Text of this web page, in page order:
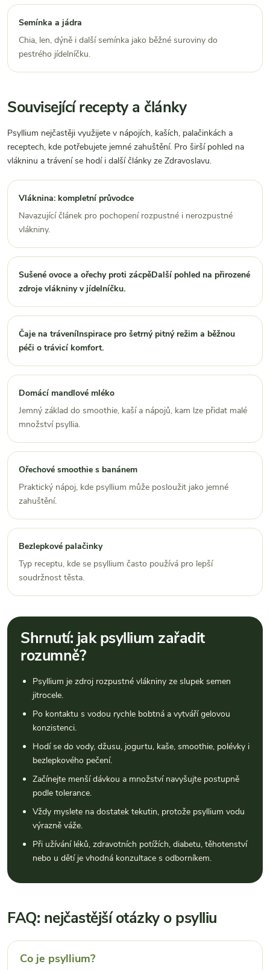
Semínka a jádra
Chia, len, dýně i další semínka jako běžné suroviny do
pestrého jídelníčku.
Související recepty a články
Psyllium nejčastěji využijete v nápojích, kaších, palačinkách a
receptech, kde potřebujete jemné zahuštění. Pro širší pohled na
vlákninu a trávení se hodí i další články ze Zdravoslavu.
Vláknina: kompletní průvodce
Navazující článek pro pochopení rozpustné i nerozpustné
vlákniny.
Sušené ovoce a ořechy proti zácpěDalší pohled na přirozené
zdroje vlákniny v jídelníčku.
Čaje na tráveníInspirace pro šetrný pitný režim a běžnou
péči o trávicí komfort.
Domácí mandlové mléko
Jemný základ do smoothie, kaší a nápojů, kam lze přidat malé
množství psyllia.
Ořechové smoothie s banánem
Praktický nápoj, kde psyllium může posloužit jako jemné
zahuštění.
Bezlepkové palačinky
Typ receptu, kde se psyllium často používá pro lepší
soudržnost těsta.
Shrnutí: jak psyllium zařadit
rozumně?
Psyllium je zdroj rozpustné vlákniny ze slupek semen
jitrocele.
Po kontaktu s vodou rychle bobtná a vytváří gelovou
konzistenci.
Hodí se do vody, džusu, jogurtu, kaše, smoothie, polévky i
bezlepkového pečení.
Začínejte menší dávkou a množství navyšujte postupně
podle tolerance.
Vždy myslete na dostatek tekutin, protože psyllium vodu
výrazně váže.
Při užívání léků, zdravotních potížích, diabetu, těhotenství
nebo u dětí je vhodná konzultace s odborníkem.
FAQ: nejčastější otázky o psylliu
Co je psyllium?